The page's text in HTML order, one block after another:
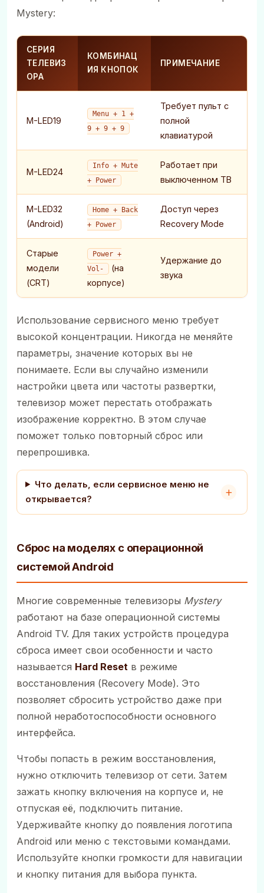
Mystery:
СЕРИЯ
ТЕЛЕВИЗ
ОРА
КОМБИНАЦ
ИЯ КНОПОК
ПРИМЕЧАНИЕ
M-LED19
Menu + 1 +
9 + 9 + 9
Требует пульт с
полной
клавиатурой
M-LED24
Info + Mute
+ Power
Работает при
выключенном ТВ
M-LED32
(Android)
Home + Back
+ Power
Доступ через
Recovery Mode
Старые
модели
(CRT)
Power +
Vol-
(на
корпусе)
Удержание до
звука
Использование сервисного меню требует
высокой концентрации. Никогда не меняйте
параметры, значение которых вы не
понимаете. Если вы случайно изменили
настройки цвета или частоты развертки,
телевизор может перестать отображать
изображение корректно. В этом случае
поможет только повторный сброс или
перепрошивка.
Что делать, если сервисное меню не
открывается?
Сброс на моделях с операционной
системой Android
Многие современные телевизоры Mystery
работают на базе операционной системы
Android TV. Для таких устройств процедура
сброса имеет свои особенности и часто
называется Hard Reset в режиме
восстановления (Recovery Mode). Это
позволяет сбросить устройство даже при
полной неработоспособности основного
интерфейса.
Чтобы попасть в режим восстановления,
нужно отключить телевизор от сети. Затем
зажать кнопку включения на корпусе и, не
отпуская её, подключить питание.
Удерживайте кнопку до появления логотипа
Android или меню с текстовыми командами.
Используйте кнопки громкости для навигации
и кнопку питания для выбора пункта.